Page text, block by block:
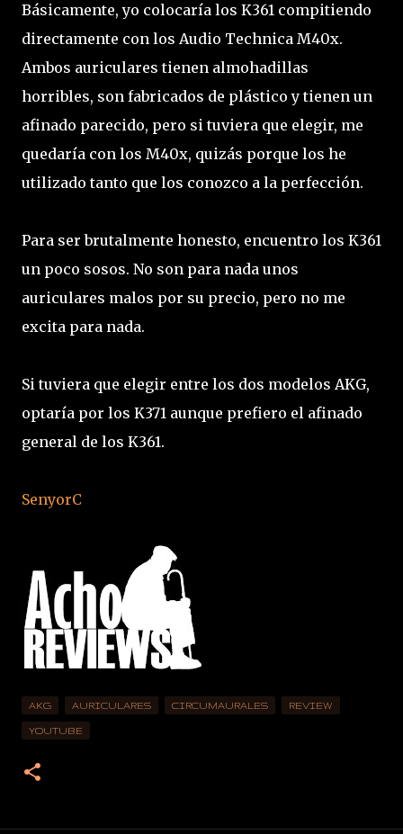
Básicamente, yo colocaría los K361 compitiendo
directamente con los Audio Technica M40x.
Ambos auriculares tienen almohadillas
horribles, son fabricados de plástico y tienen un
afinado parecido, pero si tuviera que elegir, me
quedaría con los M40x, quizás porque los he
utilizado tanto que los conozco a la perfección.
Para ser brutalmente honesto, encuentro los K361
un poco sosos. No son para nada unos
auriculares malos por su precio, pero no me
excita para nada.
Si tuviera que elegir entre los dos modelos AKG,
optaría por los K371 aunque prefiero el afinado
general de los K361.
SenyorC
AKG AURICULARES CIRCUMAURALES REVIEW
YOUTUBE